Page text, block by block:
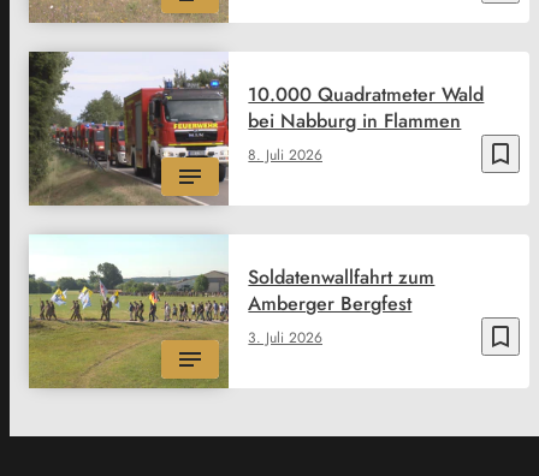
bookmark_border
8. Juli 2026
10.000 Quadratmeter Wald
bei Nabburg in Flammen
bookmark_border
3. Juli 2026
Soldatenwallfahrt zum
Amberger Bergfest